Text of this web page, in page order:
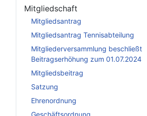
Mitgliedschaft
Mitgliedsantrag
Mitgliedsantrag Tennisabteilung
Mitgliederversammlung beschließt
Beitragserhöhung zum 01.07.2024
Mitgliedsbeitrag
Satzung
Ehrenordnung